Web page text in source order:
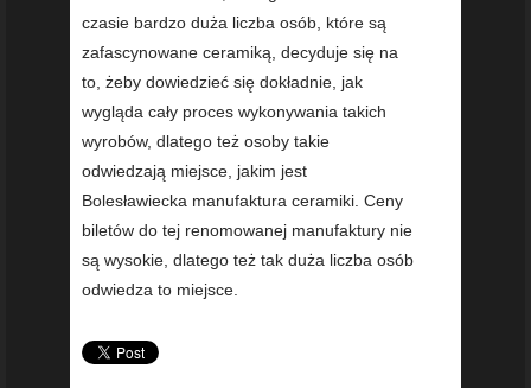
czasie bardzo duża liczba osób, które są
zafascynowane ceramiką, decyduje się na
to, żeby dowiedzieć się dokładnie, jak
wygląda cały proces wykonywania takich
wyrobów, dlatego też osoby takie
odwiedzają miejsce, jakim jest
Bolesławiecka manufaktura ceramiki. Ceny
biletów do tej renomowanej manufaktury nie
są wysokie, dlatego też tak duża liczba osób
odwiedza to miejsce.